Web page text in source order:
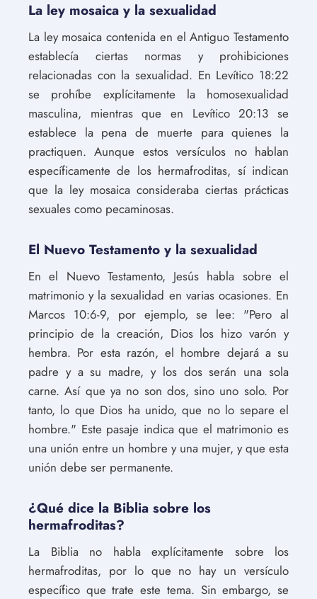
La ley mosaica y la sexualidad
La ley mosaica contenida en el Antiguo Testamento
establecía ciertas normas y prohibiciones
relacionadas con la sexualidad. En Levítico 18:22
se prohíbe explícitamente la homosexualidad
masculina, mientras que en Levítico 20:13 se
establece la pena de muerte para quienes la
practiquen. Aunque estos versículos no hablan
específicamente de los hermafroditas, sí indican
que la ley mosaica consideraba ciertas prácticas
sexuales como pecaminosas.
El Nuevo Testamento y la sexualidad
En el Nuevo Testamento, Jesús habla sobre el
matrimonio y la sexualidad en varias ocasiones. En
Marcos 10:6-9, por ejemplo, se lee: "Pero al
principio de la creación, Dios los hizo varón y
hembra. Por esta razón, el hombre dejará a su
padre y a su madre, y los dos serán una sola
carne. Así que ya no son dos, sino uno solo. Por
tanto, lo que Dios ha unido, que no lo separe el
hombre." Este pasaje indica que el matrimonio es
una unión entre un hombre y una mujer, y que esta
unión debe ser permanente.
¿Qué dice la Biblia sobre los
hermafroditas?
La Biblia no habla explícitamente sobre los
hermafroditas, por lo que no hay un versículo
específico que trate este tema. Sin embargo, se